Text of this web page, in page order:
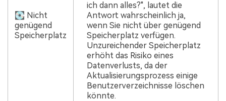
💽 Nicht
genügend
Speicherplatz
ich dann alles?", lautet die
Antwort wahrscheinlich ja,
wenn Sie nicht über genügend
Speicherplatz verfügen.
Unzureichender Speicherplatz
erhöht das Risiko eines
Datenverlusts, da der
Aktualisierungsprozess einige
Benutzerverzeichnisse löschen
könnte.